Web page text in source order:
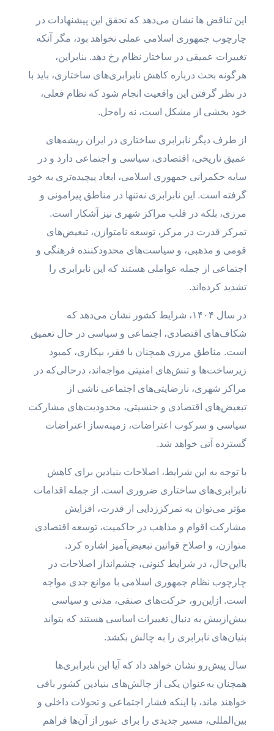
این تناقض ها نشان می‌دهد که تحقق این پیشنهادات در
چارچوب جمهوری اسلامی عملی نخواهد بود، مگر آنکه
تغییرات عمیقی در ساختار نظام رخ دهد. بنابراین،
هرگونه بحث درباره کاهش نابرابری‌های ساختاری، باید با
در نظر گرفتن این واقعیت انجام شود که نظام فعلی،
خود بخشی از مشکل است، نه راه‌حل.
از طرف دیگر نابرابری ساختاری در ایران ریشه‌های
عمیق تاریخی، اقتصادی، سیاسی و اجتماعی دارد و در
سایه حکمرانی جمهوری اسلامی، ابعاد پیچیده‌تری به خود
گرفته است. این نابرابری نه‌تنها در مناطق پیرامونی و
مرزی، بلکه در قلب مراکز شهری نیز آشکار است.
تمرکز قدرت در مرکز، توسعه نامتوازن، تبعیض‌های
قومی و مذهبی، و سیاست‌های محدودکننده فرهنگی و
اجتماعی از جمله عواملی هستند که این نابرابری را
تشدید کرده‌اند.
در سال ۱۴۰۴، شرایط کشور نشان می‌دهد که
شکاف‌های اقتصادی، اجتماعی و سیاسی در حال تعمیق
است. مناطق مرزی همچنان با فقر، بیکاری، کمبود
زیرساخت‌ها و تنش‌های امنیتی مواجه‌اند، درحالی‌که در
مراکز شهری، نارضایتی‌های اجتماعی ناشی از
تبعیض‌های اقتصادی و جنسیتی، محدودیت‌های مشارکت
سیاسی و سرکوب اعتراضات، زمینه‌ساز اعتراضات
گسترده آتی خواهد شد.
با توجه به این شرایط، اصلاحات بنیادین برای کاهش
نابرابری‌های ساختاری ضروری است. از جمله اقدامات
مؤثر می‌توان به تمرکززدایی از قدرت، افزایش
مشارکت اقوام و مذاهب در حاکمیت، توسعه اقتصادی
متوازن، و اصلاح قوانین تبعیض‌آمیز اشاره کرد.
بااین‌حال، در شرایط کنونی، چشم‌انداز اصلاحات در
چارچوب نظام جمهوری اسلامی با موانع جدی مواجه
است. ازاین‌رو، حرکت‌های صنفی، مدنی و سیاسی
بیش‌ازپیش به دنبال تغییرات اساسی هستند که بتواند
بنیان‌های نابرابری را به چالش بکشد.
سال‌ پیش‌رو نشان خواهد داد که آیا این نابرابری‌ها
همچنان به‌عنوان یکی از چالش‌های بنیادین کشور باقی
خواهند ماند، یا اینکه فشار اجتماعی و تحولات داخلی و
بین‌المللی، مسیر جدیدی را برای عبور از آن‌ها فراهم